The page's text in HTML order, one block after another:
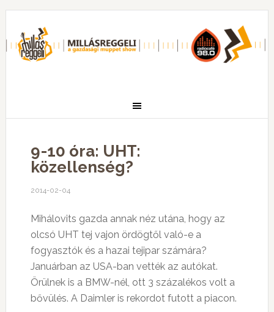
9-10 óra: UHT:
közellenség?
2014-02-04
Mihálovits gazda annak néz utána, hogy az
olcsó UHT tej vajon ördögtől való-e a
fogyasztók és a hazai tejipar számára?
Januárban az USA-ban vették az autókat.
Örülnek is a BMW-nél, ott 3 százalékos volt a
bővülés. A Daimler is rekordot futott a piacon.